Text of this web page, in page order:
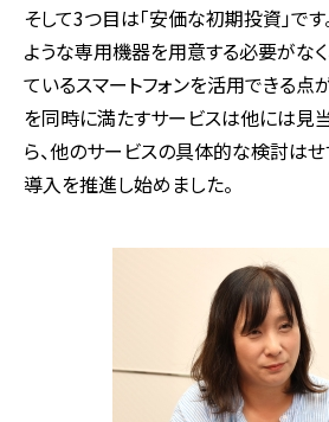
そして3つ目は「安価な初期投資」です
ような専用機器を用意する必要がな
ているスマートフォンを活用できる点
を同時に満たすサービスは他には見
ら、他のサービスの具体的な検討はせ
導入を推進し始めました。